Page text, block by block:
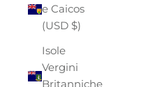
e Caicos
(USD $)
Isole
Vergini
Britanniche